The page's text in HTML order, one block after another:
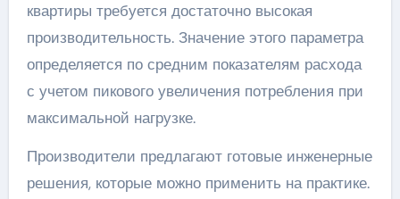
квартиры требуется достаточно высокая
производительность. Значение этого параметра
определяется по средним показателям расхода
с учетом пикового увеличения потребления при
максимальной нагрузке.
Производители предлагают готовые инженерные
решения, которые можно применить на практике.